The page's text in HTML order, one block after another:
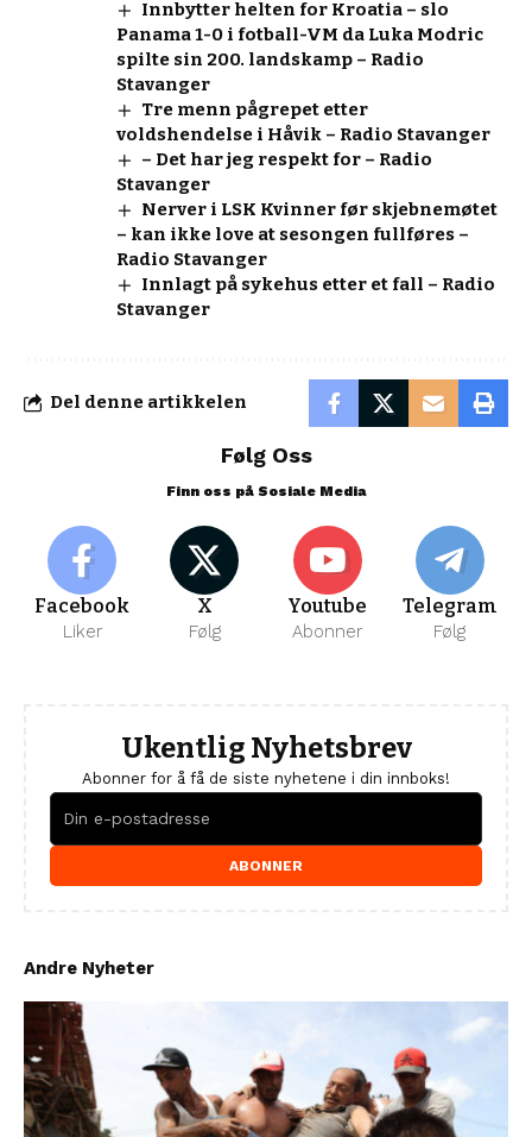
Innbytter helten for Kroatia – slo
Panama 1-0 i fotball-VM da Luka Modric
spilte sin 200. landskamp – Radio
Stavanger
Tre menn pågrepet etter
voldshendelse i Håvik – Radio Stavanger
– Det har jeg respekt for – Radio
Stavanger
Nerver i LSK Kvinner før skjebnemøtet
– kan ikke love at sesongen fullføres –
Radio Stavanger
Innlagt på sykehus etter et fall – Radio
Stavanger
Del denne artikkelen
Følg Oss
Finn oss på Sosiale Media
Facebook
Liker
X
Følg
Youtube
Abonner
Telegram
Følg
Ukentlig Nyhetsbrev
Abonner for å få de siste nyhetene i din innboks!
ABONNER
Andre Nyheter